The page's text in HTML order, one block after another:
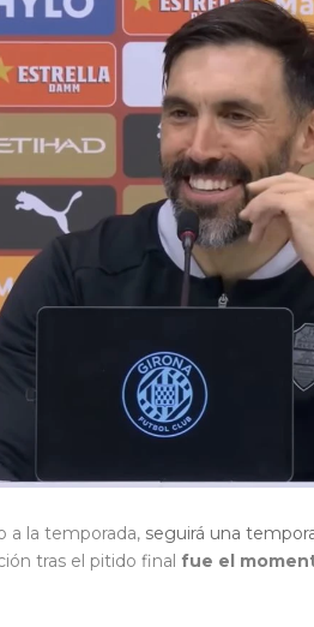
a la temporada, seguirá una
tras el pitido final fue el